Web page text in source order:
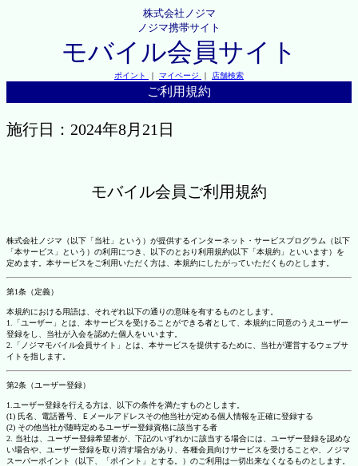
株式会社ノジマ
ノジマ携帯サイト
モバイル会員サイト
ポイント ｜ マイページ ｜ 店舗検索
ご利用規約
施行日：2024年8月21日
モバイル会員ご利用規約
株式会社ノジマ（以下「当社」という）が提供するインターネット・サービスプログラム（以下
「本サービス」という）の利用につき、以下のとおり利用規約(以下「本規約」といいます）を
定めます。本サービスをご利用いただく方は、本規約にしたがっていただくものとします。
第1条（定義）
本規約における用語は、それぞれ以下の通りの意味を有するものとします。
1.「ユーザー」とは、本サービスを受けることができる者として、本規約に同意のうえユーザー
登録をし、当社が入会を認めた個人をいいます。
2.「ノジマモバイル会員サイト」とは、本サービスを提供するために、当社が運営するウェブサ
イトを指します。
第2条（ユーザー登録）
1.ユーザー登録を行える方は、以下の条件を満たすものとします。
(1) 氏名、電話番号、Ｅメールアドレスその他当社が定める個人情報を正確に登録する
(2) その他当社が随時定めるユーザー登録資格に該当する者
2. 当社は、ユーザー登録希望者が、下記のいずれかに該当する場合には、ユーザー登録を認めな
い場合や、ユーザー登録を取り消す場合があり、各種会員向けサービスを受けることや、ノジマ
スーパーポイント（以下、「ポイント」とする。）のご利用は一切出来なくなるものとします。